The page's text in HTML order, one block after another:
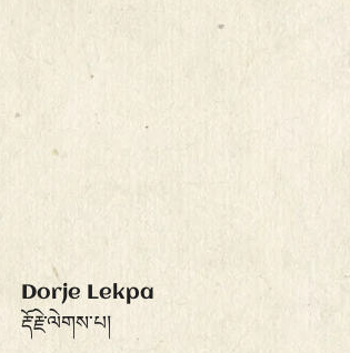
Dorje Lekpa
རྡོ་རྗེ་ལེགས་པ།